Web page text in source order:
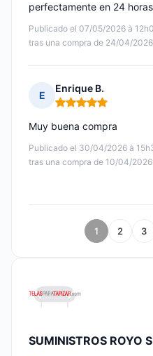
Publicado el 07/05/2026 à
tras una compra de 24/04/2026
perfectamente en 24 horas
E
Enrique B.
Nota: 5 de 5
Publicado el 30/04/2026 à
tras una compra de 10/04/2026
Muy buena compra
1 2 3
SUMINISTROS ROYO